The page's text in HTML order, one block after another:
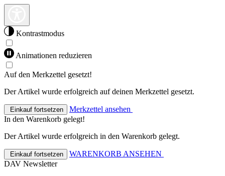
Kontrastmodus
Animationen reduzieren
Auf den Merkzettel gesetzt!
Der Artikel wurde erfolgreich auf deinen Merkzettel gesetzt.
Einkauf fortsetzen
Merkzettel ansehen
In den Warenkorb gelegt!
Der Artikel wurde erfolgreich in den Warenkorb gelegt.
Einkauf fortsetzen
WARENKORB ANSEHEN
DAV Newsletter